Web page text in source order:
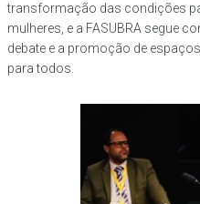
transformação das condições
mulheres, e a FASUBRA segue
debate e a promoção de
para todos.